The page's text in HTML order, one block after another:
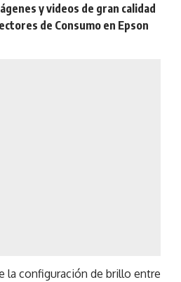
y videos de gran calidad
de Consumo en Epson
la configuración de brillo entre